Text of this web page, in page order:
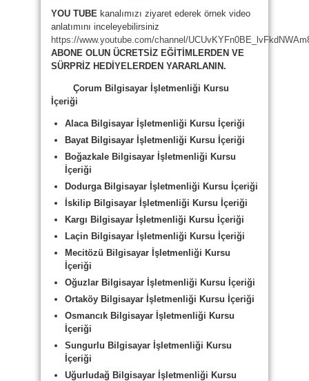
YOU TUBE kanalımızı ziyaret ederek örnek video
anlatımını inceleyebilirsiniz
https://www.youtube.com/channel/
ABONE OLUN ÜCRETSİZ EĞİTİMLERDEN VE
SÜRPRİZ HEDİYELERDEN YARARLANIN.
Çorum Bilgisayar İşletmenliği Kursu
İçeriği
Alaca Bilgisayar İşletmenliği Kursu İçeriği
Bayat Bilgisayar İşletmenliği Kursu İçeriği
Boğazkale Bilgisayar İşletmenliği Kursu
İçeriği
Dodurga Bilgisayar İşletmenliği Kursu İçeriği
İskilip Bilgisayar İşletmenliği Kursu İçeriği
Kargı Bilgisayar İşletmenliği Kursu İçeriği
Laçin Bilgisayar İşletmenliği Kursu İçeriği
Mecitözü Bilgisayar İşletmenliği Kursu
İçeriği
Oğuzlar Bilgisayar İşletmenliği Kursu İçeriği
Ortaköy Bilgisayar İşletmenliği Kursu İçeriği
Osmancık Bilgisayar İşletmenliği Kursu
İçeriği
Sungurlu Bilgisayar İşletmenliği Kursu
İçeriği
Uğurludağ Bilgisayar İşletmenliği Kursu